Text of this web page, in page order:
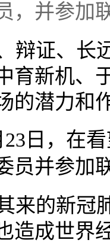
，并参加
辩证、长
育新机、
的潜力和
日，在
员并参加
来的新冠
造成世界